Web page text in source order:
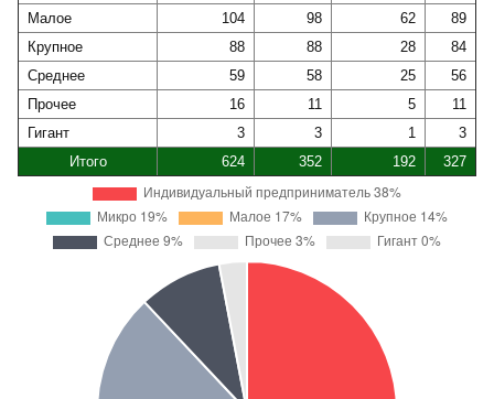
Малое
104 98 62
89
Крупное
88 88 28
84
Среднее
59 58 25
56
Прочее
16 11 5
11
Гигант
3 3 1
3
Итого
624 352 192 327